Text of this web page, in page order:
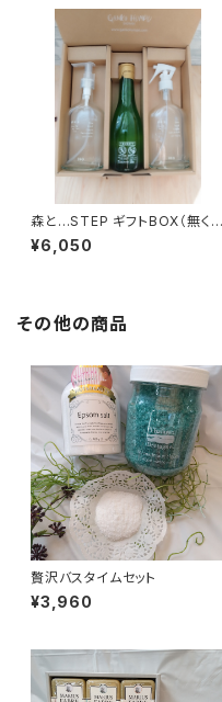
森と…STEP ギフトBOX（無くな
り次第販売終了）
¥6,050
その他の商品
贅沢バスタイムセット
¥3,960